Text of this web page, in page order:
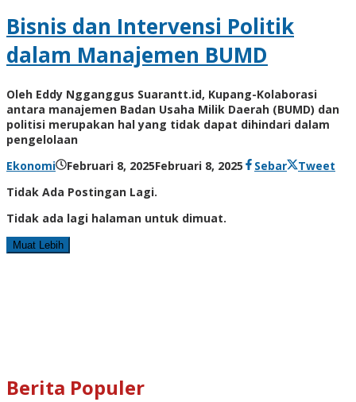
Bisnis dan Intervensi Politik
dalam Manajemen BUMD
Oleh Eddy Ngganggus Suarantt.id, Kupang-Kolaborasi
antara manajemen Badan Usaha Milik Daerah (BUMD) dan
politisi merupakan hal yang tidak dapat dihindari dalam
pengelolaan
Ekonomi
Februari 8, 2025Februari 8, 2025 olehSebar
Tweet
Tidak Ada Postingan Lagi.
Tidak ada lagi halaman untuk dimuat.
Muat Lebih
Berita Populer